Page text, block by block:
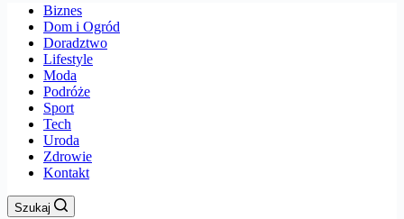
Biznes
Dom i Ogród
Doradztwo
Lifestyle
Moda
Podróże
Sport
Tech
Uroda
Zdrowie
Kontakt
Szukaj